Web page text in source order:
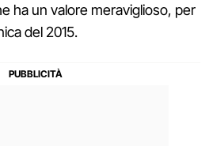
ha un valore meraviglioso, per
del 2015.